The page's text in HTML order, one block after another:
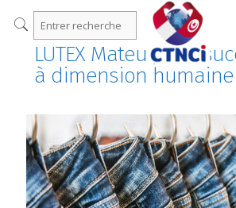
LUTEX Mateur, une
à dimension humaine